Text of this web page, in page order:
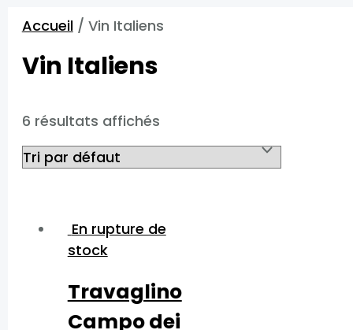
Accueil/ Vin Italiens
Vin Italiens
6 résultats affichés
En rupture de
stock
Travaglino
Campo dei